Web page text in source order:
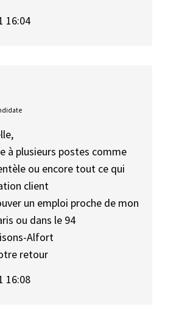
16:04
à plusieurs postes comme
ou encore tout ce qui
client
un emploi proche de mon
ou dans le 94
Alfort
retour
16:08